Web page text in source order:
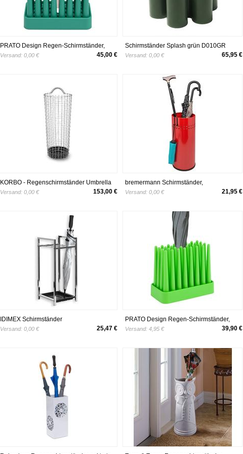
PRATO Design Regen-Schirmständer,
robust, rutschfest und platzsparend,
Versand: 0,00 € 45,00 €
Schirmständer Splash grün D010GR
Versand: 0,00 € 65,95 €
KORBO - Regenschirmständer Umbrella
Bin, Edelstahl
Versand: 0,00 € 153,00 €
bremermann Schirmständer,
Regenschirmständer, Schirmhalter (Rot)
Versand: 0,00 € 21,95 €
IDIMEX Schirmständer
Regenschirmständer Schirmhalter Nelia
Versand: 0,00 € 25,47 €
PRATO Design Regen-Schirmständer,
robust, rutschfest und platzsparend,
Versand: 4,95 € 39,90 €